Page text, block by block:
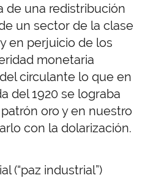
de una redistribución
un sector de la clase
en perjuicio de los
monetaria
circulante lo que en
del 1920 se lograba
oro y en nuestro
con la dolarización.
(“paz industrial”)